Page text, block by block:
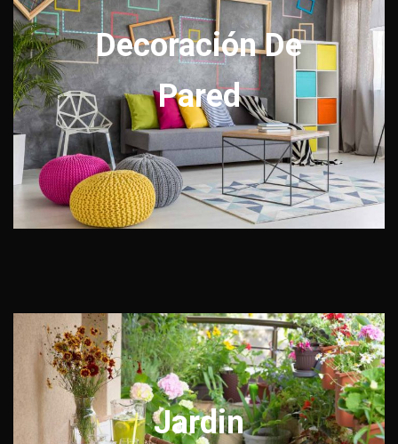
Decoración De
Pared
Jardin